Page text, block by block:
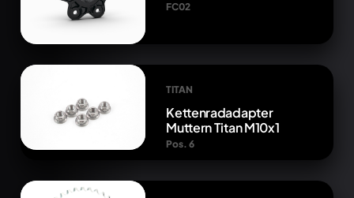
FC02
TITAN
Kettenradadapter
Muttern Titan M10x1
Pos. 6